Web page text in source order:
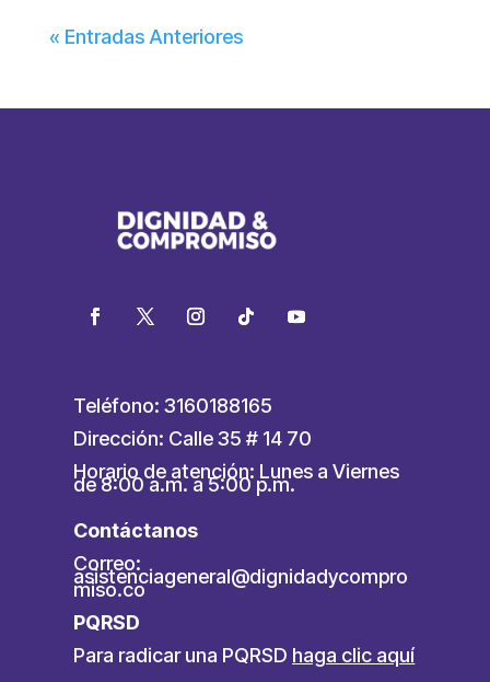
« Entradas Anteriores
Teléfono: 3160188165
Dirección: Calle 35 # 14 70
Horario de atención: Lunes a Viernes
de 8:00 a.m. a 5:00 p.m.
Contáctanos
Correo:
asistenciageneral@dignidadycompro
miso.co
PQRSD
Para radicar una PQRSD haga clic aquí